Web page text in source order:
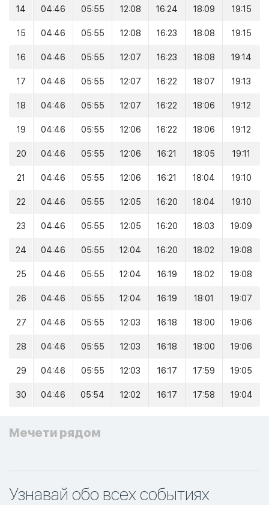
14 04:46 05:55 12:08 16:24 18:09 19:15
15 04:46 05:55 12:08 16:23 18:08 19:15
16 04:46 05:55 12:07 16:23 18:08 19:14
17 04:46 05:55 12:07 16:22 18:07 19:13
18 04:46 05:55 12:07 16:22 18:06 19:12
19 04:46 05:55 12:06 16:22 18:06 19:12
20 04:46 05:55 12:06 16:21 18:05 19:11
21 04:46 05:55 12:06 16:21 18:04 19:10
22 04:46 05:55 12:05 16:20 18:04 19:10
23 04:46 05:55 12:05 16:20 18:03 19:09
24 04:46 05:55 12:04 16:20 18:02 19:08
25 04:46 05:55 12:04 16:19 18:02 19:08
26 04:46 05:55 12:04 16:19 18:01 19:07
27 04:46 05:55 12:03 16:18 18:00 19:06
28 04:46 05:55 12:03 16:18 18:00 19:06
29 04:46 05:55 12:03 16:17 17:59 19:05
30 04:46 05:54 12:02 16:17 17:58 19:04
Мечети рядом
Узнавай обо всех событиях